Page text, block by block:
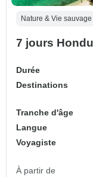
Nature & Vie sauvage
7 jours
Durée
Destinations
Tranche d'âge
Langue
Voyagiste
À partir de